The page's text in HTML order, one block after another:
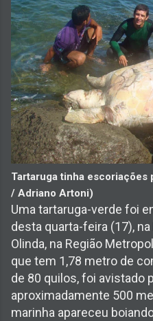
Tartaruga tinha escoriações
/ Adriano Artoni)
Uma tartaruga-verde foi
desta quarta-feira (17), na
Olinda, na Região
que tem 1,78 metro de
de 80 quilos, foi avistado
aproximadamente 500
marinha apareceu